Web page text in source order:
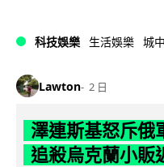
科技娛樂 生活娛樂 城
Lawton 2 日
澤連斯基怒斥俄
追殺烏克蘭小販